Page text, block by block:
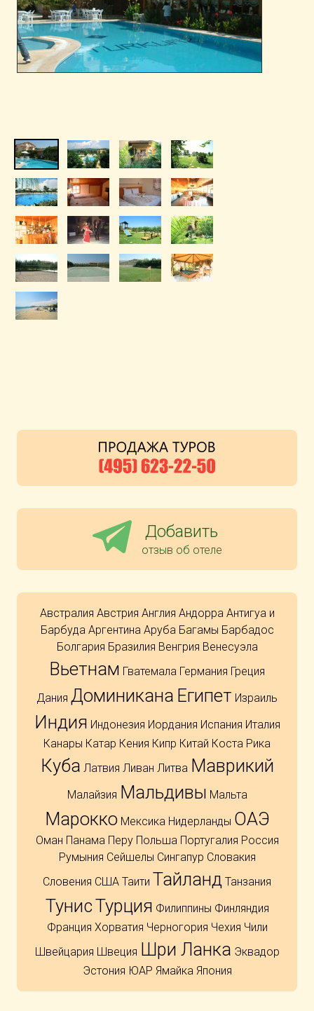
Добавить
отзыв об отеле
Австралия Австрия Англия Андорра Антигуа и
Барбуда Аргентина Аруба Багамы Барбадос
Болгария Бразилия Венгрия Венесуэла
Вьетнам Гватемала Германия Греция
Дания Доминикана Египет Израиль
Индия Индонезия Иордания Испания Италия
Канары Катар Кения Кипр Китай Коста Рика
Куба Латвия Ливан Литва Маврикий
Малайзия Мальдивы Мальта
Марокко Мексика Нидерланды ОАЭ
Оман Панама Перу Польша Португалия Россия
Румыния Сейшелы Сингапур Словакия
Словения США Таити Тайланд Танзания
ТунисТурция Филиппины Финляндия
Франция Хорватия Черногория Чехия Чили
Швейцария Швеция Шри Ланка Эквадор
Эстония ЮАР Ямайка Япония